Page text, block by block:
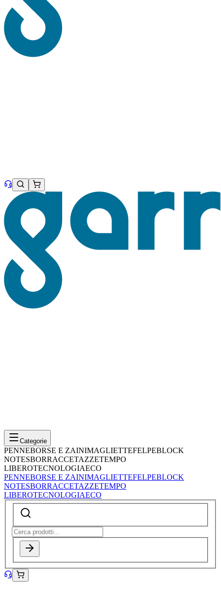
Categorie
PENNEBORSE E ZAINIMAGLIETTEFELPEBLOCK
NOTESBORRACCETAZZETEMPO
LIBEROTECNOLOGIAECO
PENNEBORSE E ZAINIMAGLIETTEFELPEBLOCK
NOTESBORRACCETAZZETEMPO
LIBEROTECNOLOGIAECO